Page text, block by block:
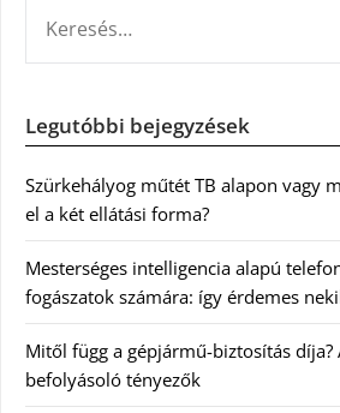
Legutóbbi bejegyzések
Szürkehályog műtét TB alapon vagy
el a két ellátási forma?
Mesterséges intelligencia alapú
fogászatok számára: így érdemes
Mitől függ a gépjármű-biztosítás díja?
befolyásoló tényezők